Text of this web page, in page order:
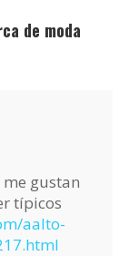
de moda
me gustan
típicos
aalto-